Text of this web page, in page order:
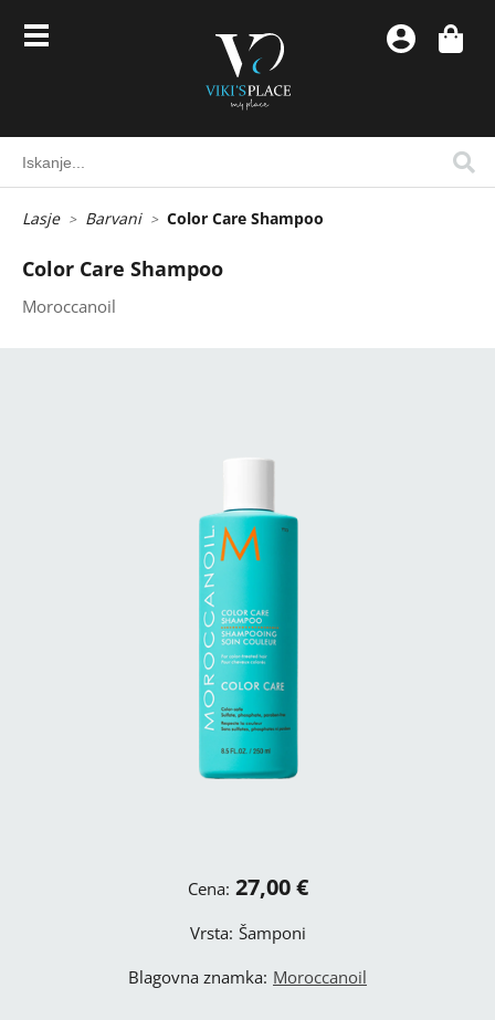
Lasje Barvani Color Care Shampoo
Color Care Shampoo
Moroccanoil
Cena: 27,00 €
Vrsta: Šamponi
Blagovna znamka: Moroccanoil